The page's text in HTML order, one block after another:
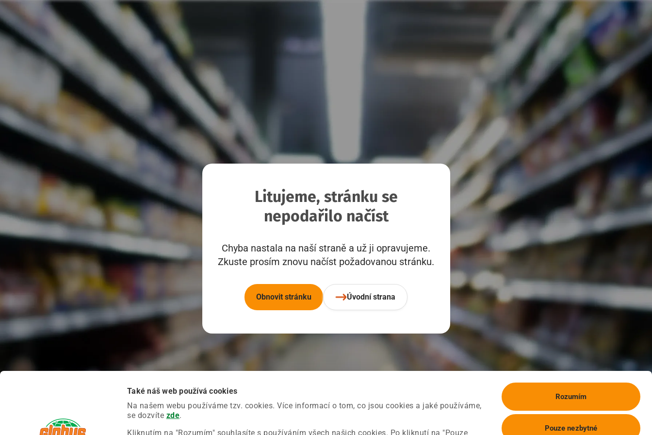
Také náš web používá cookies
Na našem webu používáme tzv. cookies. Více informací o tom, co jsou cookies a jaké používáme,
se dozvíte zde.
Kliknutím na "Rozumím" souhlasíte s používáním všech našich cookies. Po kliknutí na "Pouze
Rozumím
Pouze nezbytné
Litujeme, stránku se
nepodařilo načíst
Chyba nastala na naší straně a už ji opravujeme.
Zkuste prosím znovu načíst požadovanou stránku.
Obnovit stránku Úvodní strana